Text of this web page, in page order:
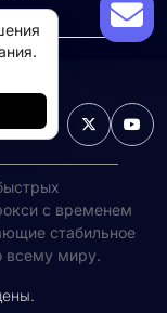
с временем
миру.